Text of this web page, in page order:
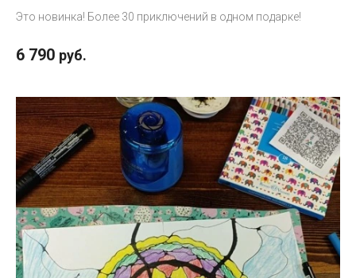
Это новинка! Более 30 приключений в одном подарке!
6 790 руб.